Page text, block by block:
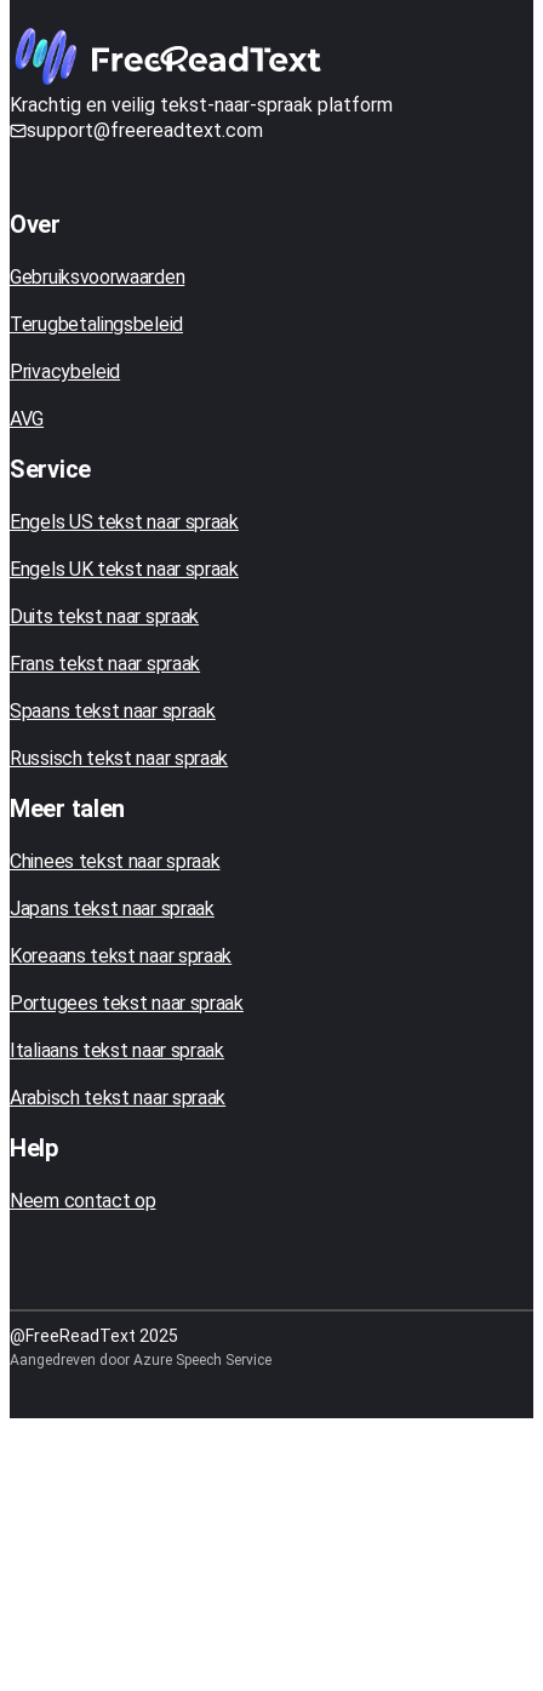
Krachtig en veilig tekst-naar-spraak platform
support@freereadtext.com
Over
Gebruiksvoorwaarden
Terugbetalingsbeleid
Privacybeleid
AVG
Service
Engels US tekst naar spraak
Engels UK tekst naar spraak
Duits tekst naar spraak
Frans tekst naar spraak
Spaans tekst naar spraak
Russisch tekst naar spraak
Meer talen
Chinees tekst naar spraak
Japans tekst naar spraak
Koreaans tekst naar spraak
Portugees tekst naar spraak
Italiaans tekst naar spraak
Arabisch tekst naar spraak
Help
Neem contact op
@FreeReadText 2025
Aangedreven door Azure Speech Service